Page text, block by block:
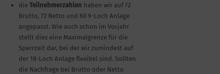
die Teilnehmerzahlen haben wir auf 72
Brutto, 72 Netto und 60 9-Loch Anlage
angepasst. Wie auch schon im Vorjahr
stellt dies eine Maximalgrenze für die
Sperrzeit dar, bei der wir zumindest auf
der 18-Loch Anlage flexibel sind. Sollten
die Nachfrage bei Brutto oder Netto